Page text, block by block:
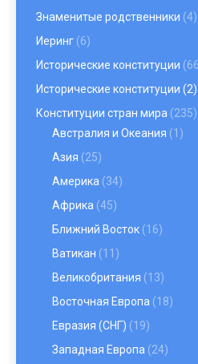
Знаменитые родственники (4)
Иеринг (6)
Исторические конституции
Исторические конституции (2)
Конституции стран мира (235)
Австралия и Океания (1)
Азия (25)
Америка (34)
Африка (45)
Ближний Восток (16)
Ватикан (11)
Великобритания (13)
Восточная Европа (18)
Евразия (СНГ) (19)
Западная Европа (24)